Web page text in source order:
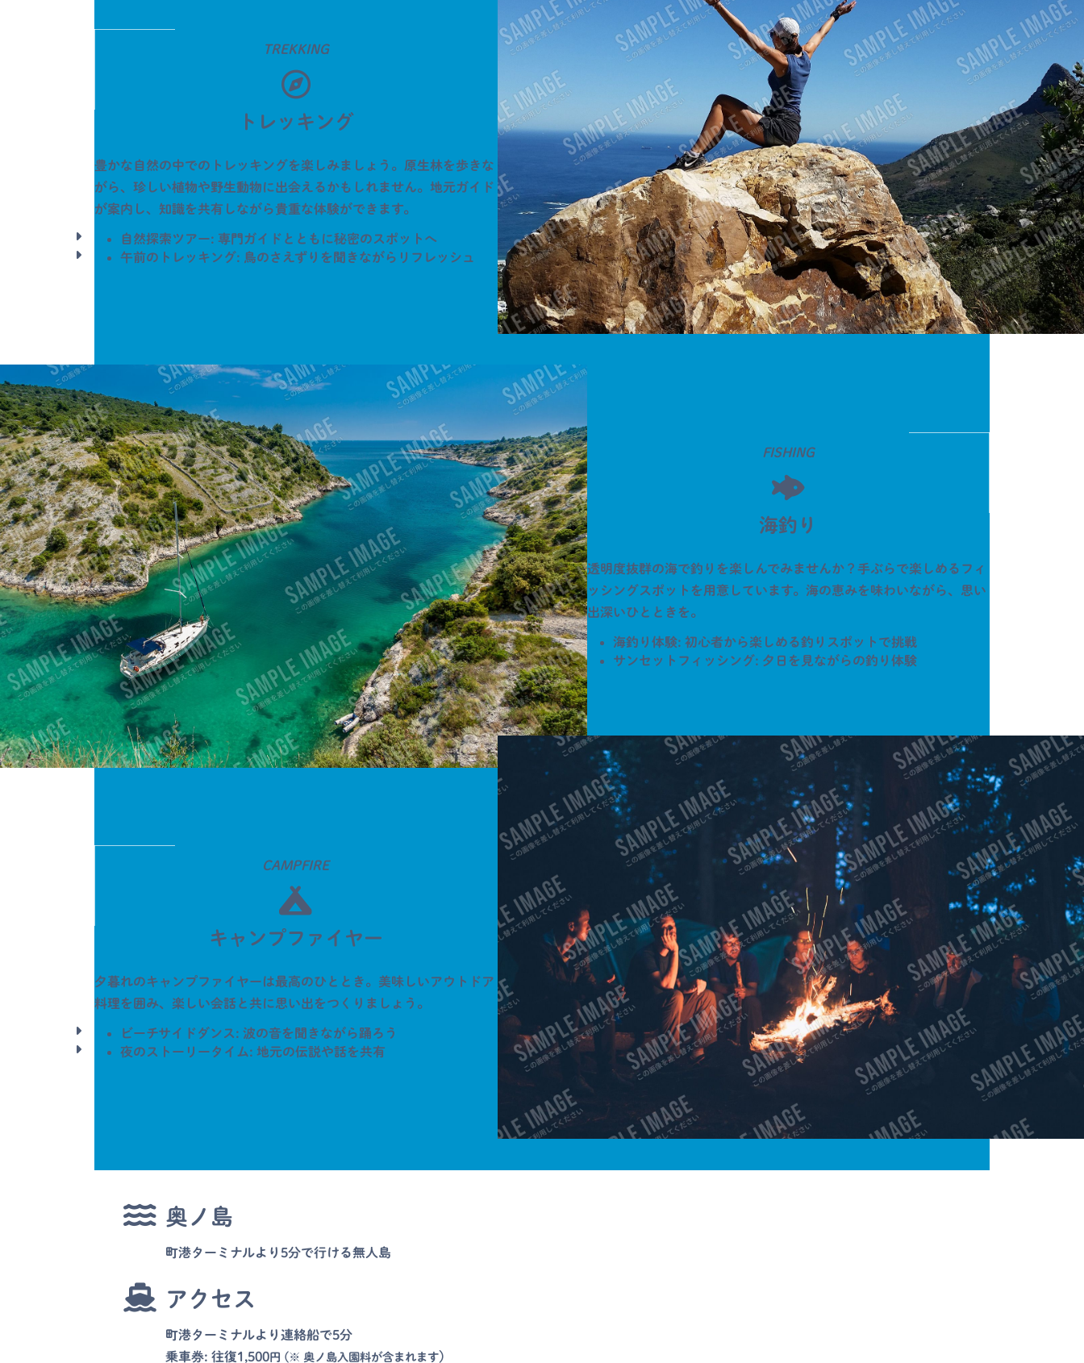
TREKKING
トレッキング
豊かな自然の中でのトレッキングを楽しみましょう。原生林を歩きな
がら、珍しい植物や野生動物に出会えるかもしれません。地元ガイド
が案内し、知識を共有しながら貴重な体験ができます。
自然探索ツアー: 専門ガイドとともに秘密のスポットへ
午前のトレッキング: 鳥のさえずりを聞きながらリフレッシュ
FISHING
海釣り
透明度抜群の海で釣りを楽しんでみませんか？手ぶらで楽しめるフィ
ッシングスポットを用意しています。海の恵みを味わいながら、思い
出深いひとときを。
海釣り体験: 初心者から楽しめる釣りスポットで挑戦
サンセットフィッシング: 夕日を見ながらの釣り体験
CAMPFIRE
キャンプファイヤー
夕暮れのキャンプファイヤーは最高のひととき。美味しいアウトドア
料理を囲み、楽しい会話と共に思い出をつくりましょう。
ビーチサイドダンス: 波の音を聞きながら踊ろう
夜のストーリータイム: 地元の伝説や話を共有
奥ノ島
町港ターミナルより5分で行ける無人島
アクセス
町港ターミナルより連絡船で5分
乗車券: 往復1,500円 (※ 奥ノ島入園料が含まれます)